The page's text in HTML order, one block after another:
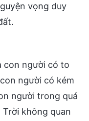
vọng duy
con người có to
người có kém
người trong quá
không quan